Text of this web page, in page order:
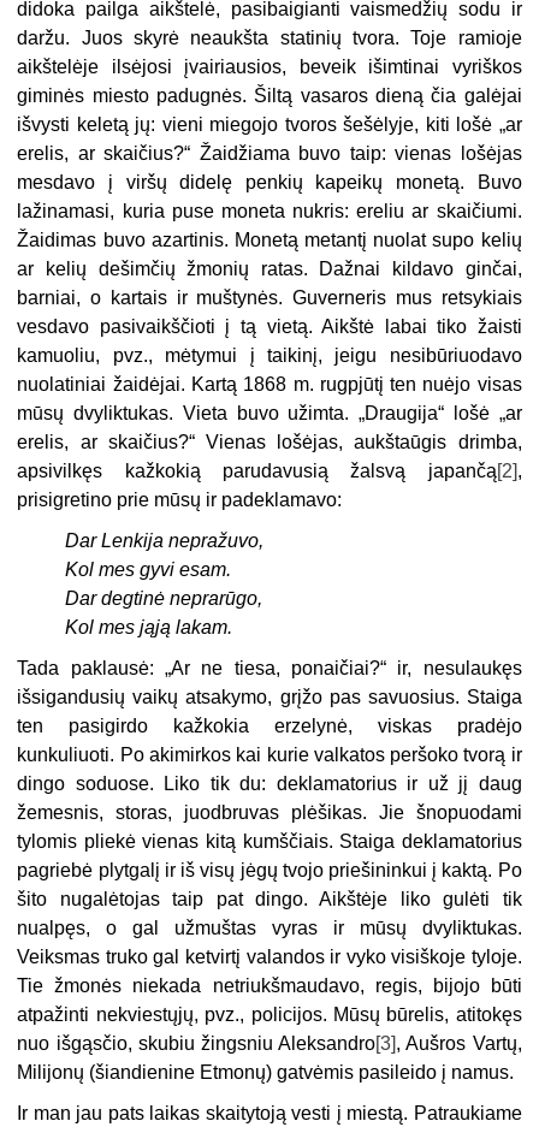
didoka pailga aikštelė, pasibaigianti vaismedžių sodu ir
daržu. Juos skyrė neaukšta statinių tvora. Toje ramioje
aikštelėje ilsėjosi įvairiausios, beveik išimtinai vyriškos
giminės miesto padugnės. Šiltą vasaros dieną čia galėjai
išvysti keletą jų: vieni miegojo tvoros šešėlyje, kiti lošė „ar
erelis, ar skaičius?“ Žaidžiama buvo taip: vienas lošėjas
mesdavo į viršų didelę penkių kapeikų monetą. Buvo
lažinamasi, kuria puse moneta nukris: ereliu ar skaičiumi.
Žaidimas buvo azartinis. Monetą metantį nuolat supo kelių
ar kelių dešimčių žmonių ratas. Dažnai kildavo ginčai,
barniai, o kartais ir muštynės. Guverneris mus retsykiais
vesdavo pasivaikščioti į tą vietą. Aikštė labai tiko žaisti
kamuoliu, pvz., mėtymui į taikinį, jeigu nesibūriuodavo
nuolatiniai žaidėjai. Kartą 1868 m. rugpjūtį ten nuėjo visas
mūsų dvyliktukas. Vieta buvo užimta. „Draugija“ lošė „ar
erelis, ar skaičius?“ Vienas lošėjas, aukštaūgis drimba,
apsivilkęs kažkokią parudavusią žalsvą japančą[2],
prisigretino prie mūsų ir padeklamavo:
Dar Lenkija nepražuvo,
Kol mes gyvi esam.
Dar degtinė neprarūgo,
Kol mes jąją lakam.
Tada paklausė: „Ar ne tiesa, ponaičiai?“ ir, nesulaukęs
išsigandusių vaikų atsakymo, grįžo pas savuosius. Staiga
ten pasigirdo kažkokia erzelynė, viskas pradėjo
kunkuliuoti. Po akimirkos kai kurie valkatos peršoko tvorą ir
dingo soduose. Liko tik du: deklamatorius ir už jį daug
žemesnis, storas, juodbruvas plėšikas. Jie šnopuodami
tylomis pliekė vienas kitą kumščiais. Staiga deklamatorius
pagriebė plytgalį ir iš visų jėgų tvojo priešininkui į kaktą. Po
šito nugalėtojas taip pat dingo. Aikštėje liko gulėti tik
nualpęs, o gal užmuštas vyras ir mūsų dvyliktukas.
Veiksmas truko gal ketvirtį valandos ir vyko visiškoje tyloje.
Tie žmonės niekada netriukšmaudavo, regis, bijojo būti
atpažinti nekviestųjų, pvz., policijos. Mūsų būrelis, atitokęs
nuo išgąsčio, skubiu žingsniu Aleksandro[3], Aušros Vartų,
Milijonų (šiandienine Etmonų) gatvėmis pasileido į namus.
Ir man jau pats laikas skaitytoją vesti į miestą. Patraukiame